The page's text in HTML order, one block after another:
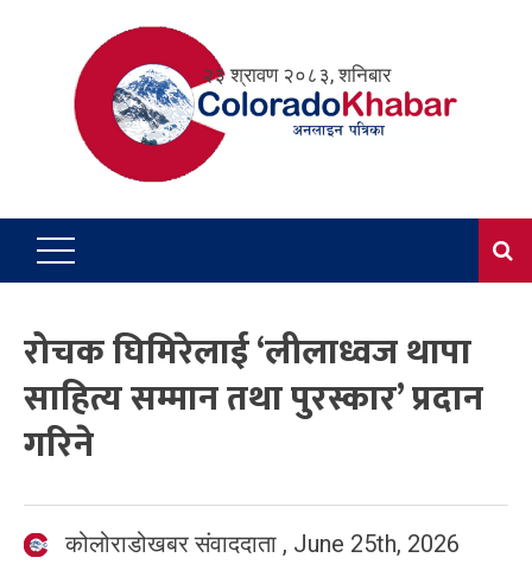
२३ श्रावण २०८३, शनिबार
रोचक घिमिरेलाई ‘लीलाध्वज थापा
साहित्य सम्मान तथा पुरस्कार’ प्रदान
गरिने
कोलोराडोखबर संवाददाता , June 25th, 2026